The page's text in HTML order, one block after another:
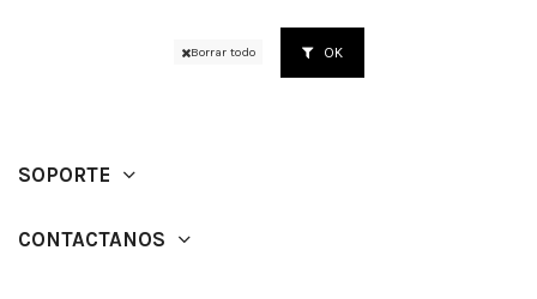
Borrar todo OK
SOPORTE
CONTACTANOS